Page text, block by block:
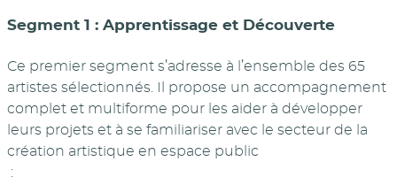
Segment 1 : Apprentissage et Découverte
Ce premier segment s’adresse à l’ensemble des 65
artistes sélectionnés. Il propose un accompagnement
complet et multiforme pour les aider à développer
leurs projets et à se familiariser avec le secteur de la
création artistique en espace public
: